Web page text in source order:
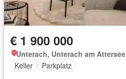
€ 1 900 000
Unterach, Unterach am Attersee
Keller
Parkplatz